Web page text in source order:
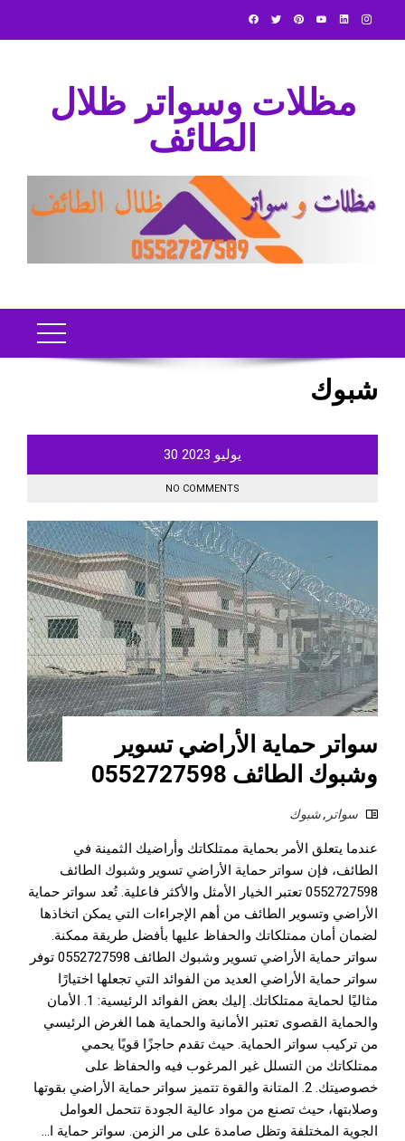
مظلات وسواتر ظلال
الطائف
شبوك
يوليو 30 2023
NO COMMENTS
سواتر حماية الأراضي تسوير
وشبوك الطائف 0552727598
سواتر ,شبوك
عندما يتعلق الأمر بحماية ممتلكاتك وأراضيك الثمينة في
الطائف، فإن سواتر حماية الأراضي تسوير وشبوك الطائف
0552727598 تعتبر الخيار الأمثل والأكثر فاعلية. تُعد سواتر حماية
الأراضي وتسوير الطائف من أهم الإجراءات التي يمكن اتخاذها
لضمان أمان ممتلكاتك والحفاظ عليها بأفضل طريقة ممكنة.
سواتر حماية الأراضي تسوير وشبوك الطائف 0552727598 توفر
سواتر حماية الأراضي العديد من الفوائد التي تجعلها اختيارًا
مثاليًا لحماية ممتلكاتك. إليك بعض الفوائد الرئيسية: 1. الأمان
والحماية القصوى تعتبر الأمانية والحماية هما الغرض الرئيسي
من تركيب سواتر الحماية. حيث تقدم حاجزًا قويًا يحمي
ممتلكاتك من التسلل غير المرغوب فيه والحفاظ على
خصوصيتك. 2. المتانة والقوة تتميز سواتر حماية الأراضي بقوتها
وصلابتها، حيث تصنع من مواد عالية الجودة تتحمل العوامل
الجوية المختلفة وتظل صامدة على مر الزمن. سواتر حماية ا...